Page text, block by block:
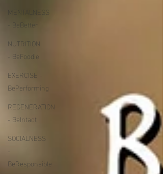
MENTALNESS
- BeBetter
NUTRITION
- BeFoodie
EXERCISE -
BePerforming
REGENERATION
- BeIntact
SOCIALNESS
-
BeResponsible